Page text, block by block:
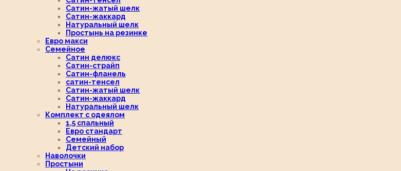
Сатин-жатый шелк
Сатин-жаккард
Натуральный шелк
Простынь на резинке
Евро макси
Семейное
Сатин делюкс
Сатин-страйп
Сатин-фланель
сатин-тенсел
Сатин-жатый шелк
Сатин-жаккард
Натуральный шелк
Комплект с одеялом
1,5 спальный
Евро стандарт
Семейный
Детский набор
Наволочки
Простыни